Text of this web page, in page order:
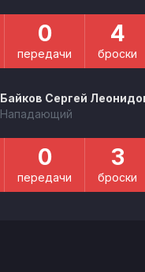
0
передачи
4
броски
Байков Сергей
Нападающий
0
передачи
3
броски